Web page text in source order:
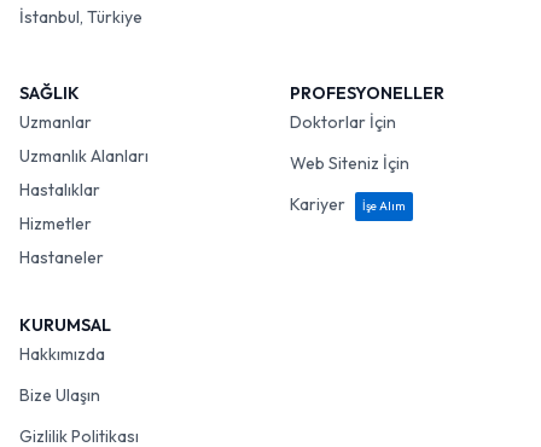
İstanbul, Türkiye
SAĞLIK
Uzmanlar
Uzmanlık Alanları
Hastalıklar
Hizmetler
Hastaneler
PROFESYONELLER
Doktorlar İçin
Web Siteniz İçin
Kariyer
İşe Alım
KURUMSAL
Hakkımızda
Bize Ulaşın
Gizlilik Politikası